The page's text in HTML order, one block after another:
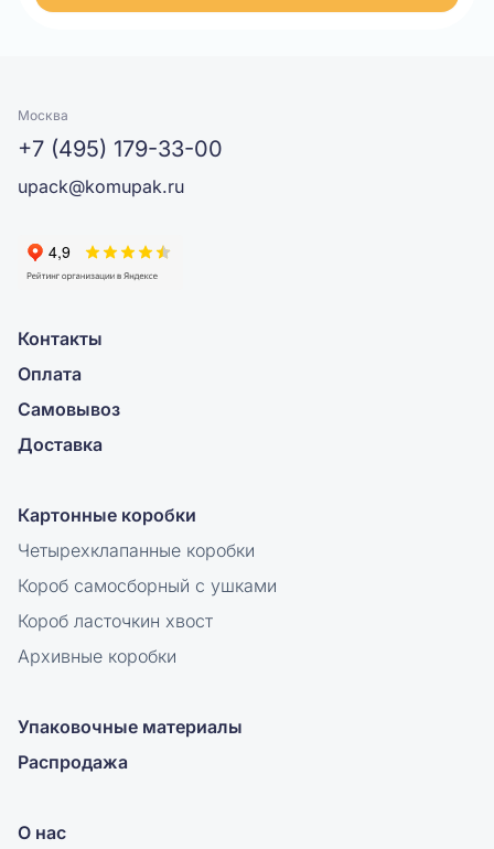
Москва
+7 (495) 179-33-00
upack@komupak.ru
Контакты
Оплата
Самовывоз
Доставка
Картонные коробки
Четырехклапанные коробки
Короб самосборный с ушками
Короб ласточкин хвост
Архивные коробки
Упаковочные материалы
Распродажа
О нас